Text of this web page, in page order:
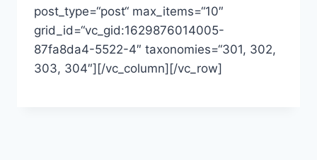
post_type=“post“ max_items=“10″
grid_id=“vc_gid:1629876014005-
87fa8da4-5522-4″ taxonomies=“301, 302,
303, 304″][/vc_column][/vc_row]